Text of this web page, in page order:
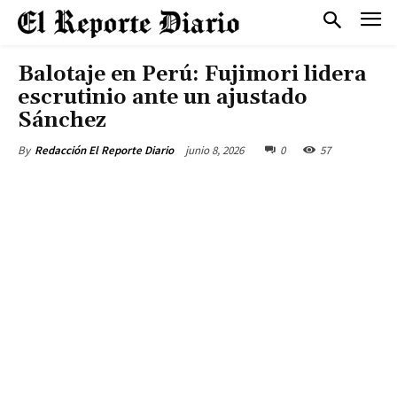
Balotaje en Perú: Fujimori lidera
escrutinio ante un ajustado
Sánchez
By Redacción El Reporte Diario junio 8, 2026 0 57